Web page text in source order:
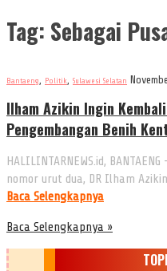
Tag: Sebagai
Bantaeng, Politik, Sulawesi Selatan
Ilham Azikin Ingin
Pengembangan Benih
HALILINTARNEWS.id,
nomor urut dua, DR Ilham
Baca Selengkapnya
Baca Selengkapnya »